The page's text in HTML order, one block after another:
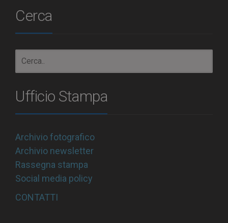
Cerca
Ufficio Stampa
Archivio fotografico
Archivio newsletter
Rassegna stampa
Social media policy
CONTATTI